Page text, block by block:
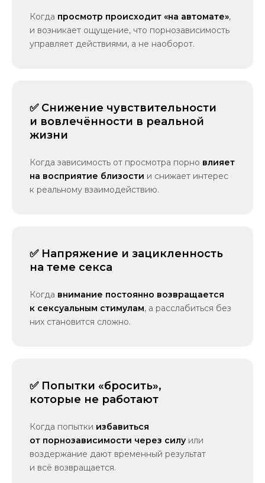
Когда просмотр происходит «на автомате»,
и возникает ощущение, что порнозависимость
управляет действиями, а не наоборот.
✅ Снижение чувствительности
и вовлечённости в реальной
жизни
Когда зависимость от просмотра порно влияет
на восприятие близости и снижает интерес
к реальному взаимодействию.
✅ Напряжение и зацикленность
на теме секса
Когда внимание постоянно возвращается
к сексуальным стимулам, а расслабиться без
них становится сложно.
✅ Попытки «бросить»,
которые не работают
Когда попытки избавиться
от порнозависимости через силу или
воздержание дают временный результат
и всё возвращается.